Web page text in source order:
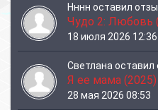
Нннн оставил
Чудо 2: Любовь
18 июля 2026 12:36
Светлана оставил
Я ее мама (2025)
28 мая 2026 08:53